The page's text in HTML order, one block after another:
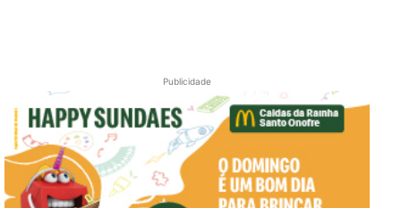
Publicidade